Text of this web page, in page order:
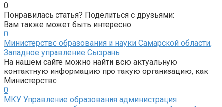
0
Понравилась статья? Поделиться с друзьями:
Вам также может быть интересно
0
Министерство образования и науки Самарской области,
Западное управление Сызрань
На нашем сайте можно найти всю актуальную
контактную информацию про такую организацию, как
Министерство
0
МКУ Управление образования администрация